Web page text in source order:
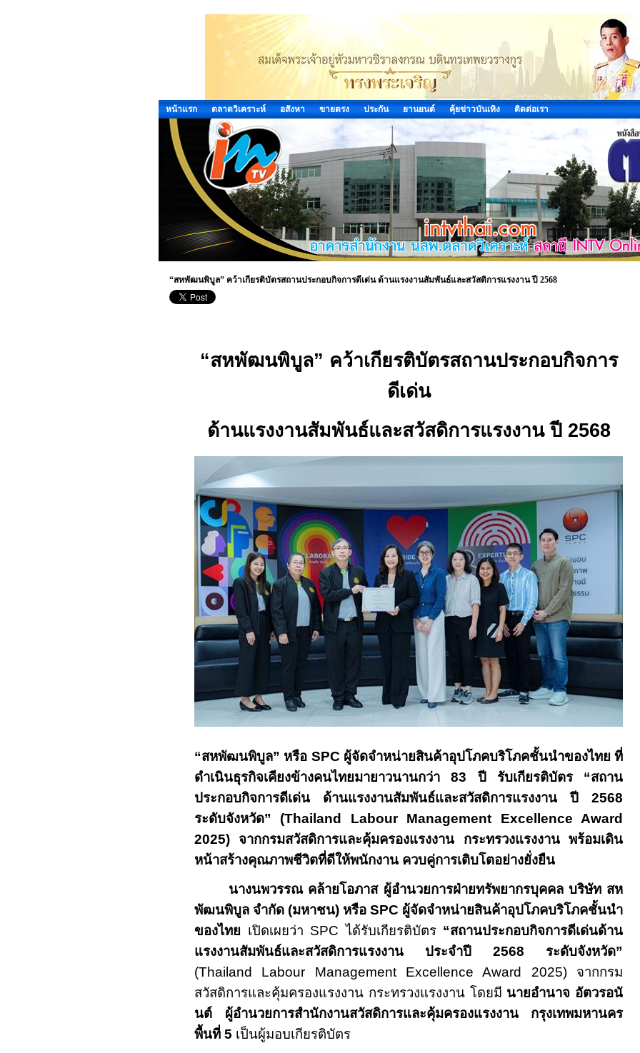
หน้าแรก ตลาดวิเคราะห์ อสังหา ขายตรง ประกัน ยานยนต์ คุ้ยข่าวบันเทิง ติดต่อเรา
“สหพัฒนพิบูล” คว้าเกียรติบัตรสถานประกอบกิจการดีเด่น ด้านแรงงานสัมพันธ์และสวัสดิการแรงงาน ปี 2568
“สหพัฒนพิบูล” คว้าเกียรติบัตรสถานประกอบกิจการ
ดีเด่น
ด้านแรงงานสัมพันธ์และสวัสดิการแรงงาน ปี 2568
“สหพัฒนพิบูล” หรือ SPC ผู้จัดจำหน่ายสินค้าอุปโภคบริโภคชั้นนำของไทย ที่
ดำเนินธุรกิจเคียงข้างคนไทยมายาวนานกว่า83ปี รับเกียรติบัตร “สถาน
ประกอบกิจการดีเด่น ด้านแรงงานสัมพันธ์และสวัสดิการแรงงาน ปี 2568
ระดับจังหวัด” (Thailand Labour Management Excellence Award
2025) จากกรมสวัสดิการและคุ้มครองแรงงาน กระทรวงแรงงาน พร้อมเดิน
หน้าสร้างคุณภาพชีวิตที่ดีให้พนักงาน ควบคู่การเติบโตอย่างยั่งยืน
นางนพวรรณ คล้ายโอภาส ผู้อำนวยการฝ่ายทรัพยากรบุคคล บริษัท สห
พัฒนพิบูล จำกัด (มหาชน) หรือ SPC ผู้จัดจำหน่ายสินค้าอุปโภคบริโภคชั้นนำ
ของไทย เปิดเผยว่า SPCได้รับเกียรติบัตร “สถานประกอบกิจการดีเด่นด้าน
แรงงานสัมพันธ์และสวัสดิการแรงงาน ประจำปี 2568 ระดับจังหวัด”
(Thailand Labour Management Excellence Award 2025) จากกรม
สวัสดิการและคุ้มครองแรงงาน กระทรวงแรงงาน โดยมี นายอำนาจ อัตวรอนั
นต์ ผู้อำนวยการสำนักงานสวัสดิการและคุ้มครองแรงงาน กรุงเทพมหานคร
พื้นที่ 5 เป็นผู้มอบเกียรติบัตร